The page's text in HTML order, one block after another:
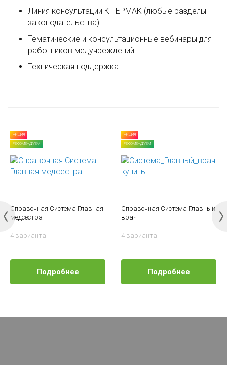
Линия консультации КГ ЕРМАК (любые разделы
законодательства)
Тематические и консультационные вебинары для
работников медучреждений
Техническая поддержка
АКЦИЯ
РЕКОМЕНДУЕМ
Справочная Система Главная
медсестра
4 варианта
Подробнее
АКЦИЯ
РЕКОМЕНДУЕМ
Справочная Система Главный
врач
4 варианта
Подробнее